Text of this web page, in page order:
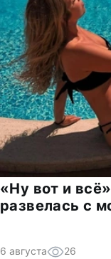
«Ну вот и
развелась с
6 августа 26